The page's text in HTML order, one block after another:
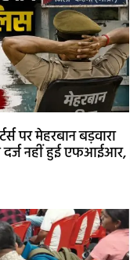
पर मेहरबान बड़वारा
दर्ज नहीं हुई एफआईआर,